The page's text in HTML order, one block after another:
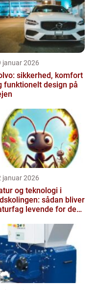
januar 2026
sikkerhed, komfort
funktionelt design på
januar 2026
og teknologi i
sådan bliver
levende for de